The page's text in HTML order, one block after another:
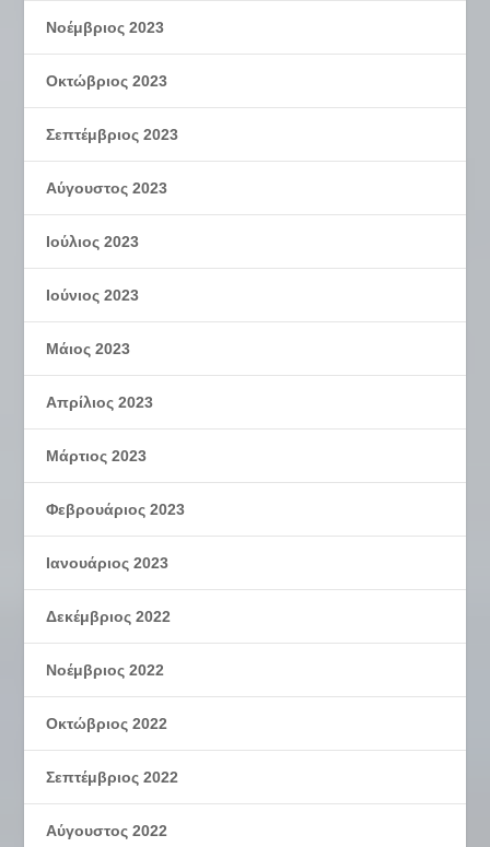
Νοέμβριος 2023
Οκτώβριος 2023
Σεπτέμβριος 2023
Αύγουστος 2023
Ιούλιος 2023
Ιούνιος 2023
Μάιος 2023
Απρίλιος 2023
Μάρτιος 2023
Φεβρουάριος 2023
Ιανουάριος 2023
Δεκέμβριος 2022
Νοέμβριος 2022
Οκτώβριος 2022
Σεπτέμβριος 2022
Αύγουστος 2022